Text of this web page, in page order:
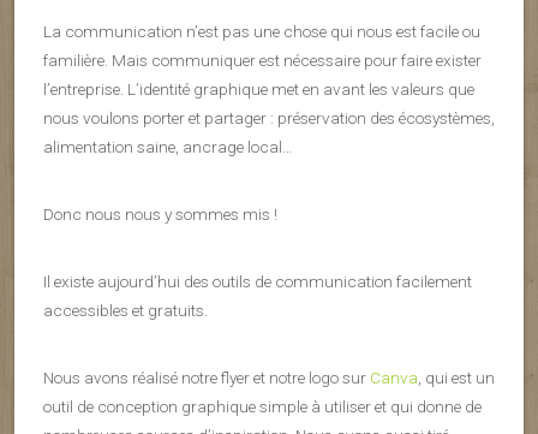
La communication n’est pas une chose qui nous est facile ou
familière. Mais communiquer est nécessaire pour faire exister
l’entreprise. L’identité graphique met en avant les valeurs que
nous voulons porter et partager : préservation des écosystèmes,
alimentation saine, ancrage local…
Donc nous nous y sommes mis !
Il existe aujourd’hui des outils de communication facilement
accessibles et gratuits.
Nous avons réalisé notre flyer et notre logo sur Canva , qui est un
outil de conception graphique simple à utiliser et qui donne de